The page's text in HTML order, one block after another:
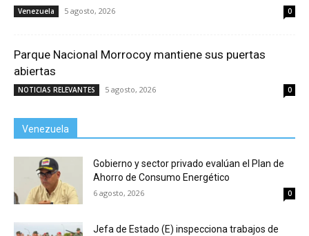
Venezuela 5 agosto, 2026 0
Parque Nacional Morrocoy mantiene sus puertas
abiertas
NOTICIAS RELEVANTES 5 agosto, 2026 0
Venezuela
Gobierno y sector privado evalúan el Plan de
Ahorro de Consumo Energético
6 agosto, 2026 0
Jefa de Estado (E) inspecciona trabajos de